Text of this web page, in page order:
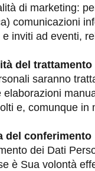
di marketing: per
comunicazioni
inviti ad eventi,
del trattamento
saranno
elaborazioni
e, comunque in
del conferimento
dei Dati
è Sua volontà